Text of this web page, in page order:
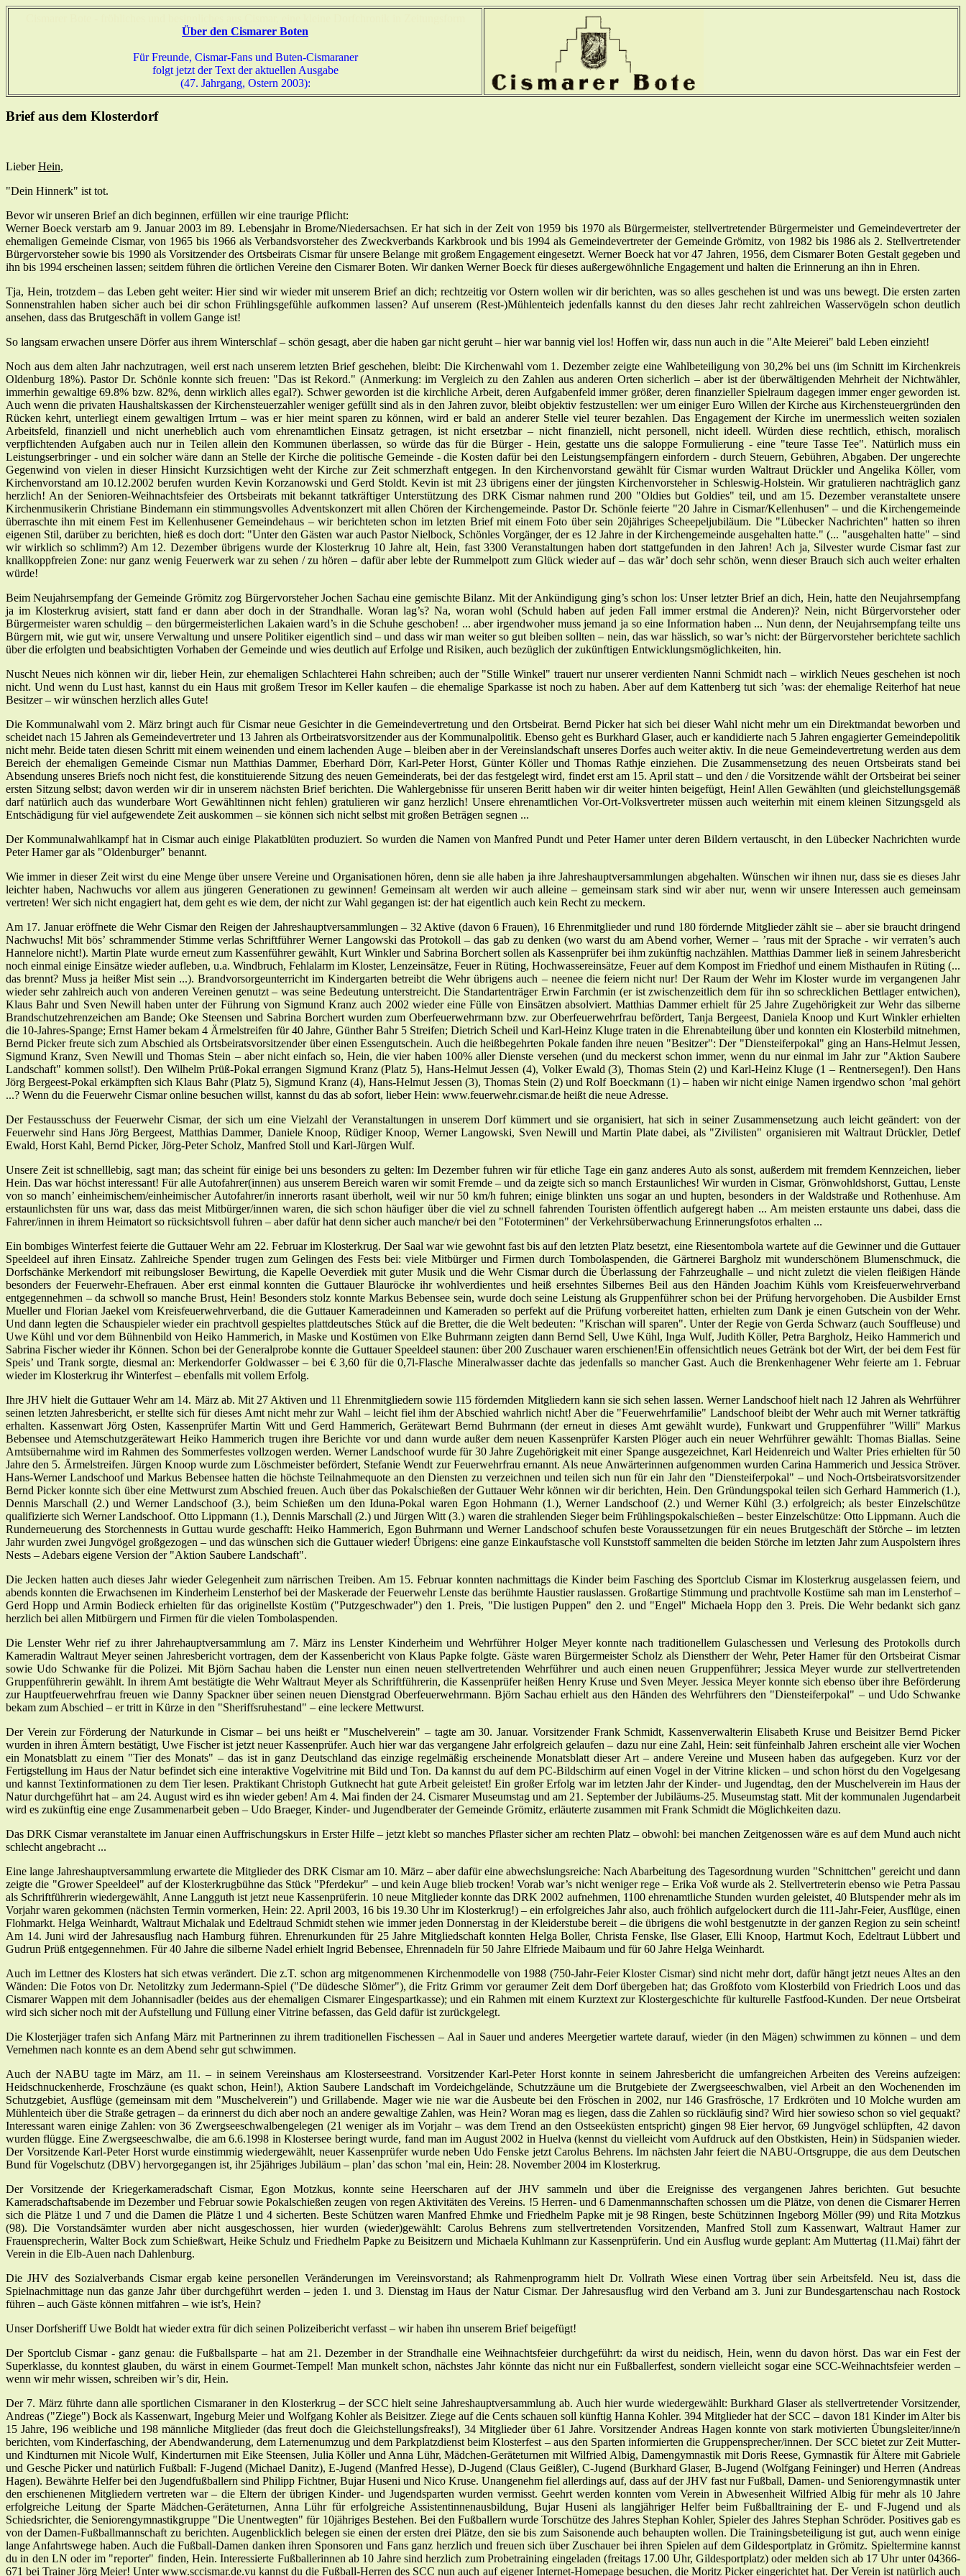
Über den Cismarer Boten
Für Freunde, Cismar-Fans und Buten-Cismaraner
folgt jetzt der Text der aktuellen Ausgabe
(47. Jahrgang, Ostern 2003):
Brief aus dem Klosterdorf
LieberHein,
"Dein Hinnerk" ist tot.
Bevor wir unseren Brief an dich beginnen, erfüllen wir eine traurige Pflicht:
Werner Boeck verstarb am 9. Januar 2003 im 89. Lebensjahr in Brome/Niedersachsen. Er hat sich in der Zeit von 1959 bis 1970 als Bürgermeister, stellvertretender Bürgermeister und Gemeindevertreter der
ehemaligen Gemeinde Cismar, von 1965 bis 1966 als Verbandsvorsteher des Zweckverbands Karkbrook und bis 1994 als Gemeindevertreter der Gemeinde Grömitz, von 1982 bis 1986 als 2. Stellvertretender
Bürgervorsteher sowie bis 1990 als Vorsitzender des Ortsbeirats Cismar für unsere Belange mit großem Engagement eingesetzt. Werner Boeck hat vor 47 Jahren, 1956, dem Cismarer Boten Gestalt gegeben und
ihn bis 1994 erscheinen lassen; seitdem führen die örtlichen Vereine den Cismarer Boten. Wir danken Werner Boeck für dieses außergewöhnliche Engagement und halten die Erinnerung an ihn in Ehren.
Tja, Hein, trotzdem – das Leben geht weiter: Hier sind wir wieder mit unserem Brief an dich; rechtzeitig vor Ostern wollen wir dir berichten, was so alles geschehen ist und was uns bewegt. Die ersten zarten
Sonnenstrahlen haben sicher auch bei dir schon Frühlingsgefühle aufkommen lassen? Auf unserem (Rest-)Mühlenteich jedenfalls kannst du den dieses Jahr recht zahlreichen Wasservögeln schon deutlich
ansehen, dass das Brutgeschäft in vollem Gange ist!
So langsam erwachen unsere Dörfer aus ihrem Winterschlaf – schön gesagt, aber die haben gar nicht geruht – hier war bannig viel los! Hoffen wir, dass nun auch in die "Alte Meierei" bald Leben einzieht!
Noch aus dem alten Jahr nachzutragen, weil erst nach unserem letzten Brief geschehen, bleibt: Die Kirchenwahl vom 1. Dezember zeigte eine Wahlbeteiligung von 30,2% bei uns (im Schnitt im Kirchenkreis
Oldenburg 18%). Pastor Dr. Schönle konnte sich freuen: "Das ist Rekord." (Anmerkung: im Vergleich zu den Zahlen aus anderen Orten sicherlich – aber ist der überwältigenden Mehrheit der Nichtwähler,
immerhin gewaltige 69.8% bzw. 82%, denn wirklich alles egal?). Schwer geworden ist die kirchliche Arbeit, deren Aufgabenfeld immer größer, deren finanzieller Spielraum dagegen immer enger geworden ist.
Auch wenn die privaten Haushaltskassen der Kirchensteuerzahler weniger gefüllt sind als in den Jahren zuvor, bleibt objektiv festzustellen: wer um einiger Euro Willen der Kirche aus Kirchensteuergründen den
Rücken kehrt, unterliegt einem gewaltigen Irrtum – was er hier meint sparen zu können, wird er bald an anderer Stelle viel teurer bezahlen. Das Engagement der Kirche im unermesslich weiten sozialen
Arbeitsfeld, finanziell und nicht unerheblich auch vom ehrenamtlichen Einsatz getragen, ist nicht ersetzbar – nicht finanziell, nicht personell, nicht ideell. Würden diese rechtlich, ethisch, moralisch
verpflichtenden Aufgaben auch nur in Teilen allein den Kommunen überlassen, so würde das für die Bürger - Hein, gestatte uns die saloppe Formulierung - eine "teure Tasse Tee". Natürlich muss ein
Leistungserbringer - und ein solcher wäre dann an Stelle der Kirche die politische Gemeinde - die Kosten dafür bei den Leistungsempfängern einfordern - durch Steuern, Gebühren, Abgaben. Der ungerechte
Gegenwind von vielen in dieser Hinsicht Kurzsichtigen weht der Kirche zur Zeit schmerzhaft entgegen. In den Kirchenvorstand gewählt für Cismar wurden Waltraut Drückler und Angelika Köller, vom
Kirchenvorstand am 10.12.2002 berufen wurden Kevin Korzanowski und Gerd Stoldt. Kevin ist mit 23 übrigens einer der jüngsten Kirchenvorsteher in Schleswig-Holstein. Wir gratulieren nachträglich ganz
herzlich! An der Senioren-Weihnachtsfeier des Ortsbeirats mit bekannt tatkräftiger Unterstützung des DRK Cismar nahmen rund 200 "Oldies but Goldies" teil, und am 15. Dezember veranstaltete unsere
Kirchenmusikerin Christiane Bindemann ein stimmungsvolles Adventskonzert mit allen Chören der Kirchengemeinde. Pastor Dr. Schönle feierte "20 Jahre in Cismar/Kellenhusen" – und die Kirchengemeinde
überraschte ihn mit einem Fest im Kellenhusener Gemeindehaus – wir berichteten schon im letzten Brief mit einem Foto über sein 20jähriges Scheepeljubiläum. Die "Lübecker Nachrichten" hatten so ihren
eigenen Stil, darüber zu berichten, hieß es doch dort: "Unter den Gästen war auch Pastor Nielbock, Schönles Vorgänger, der es 12 Jahre in der Kirchengemeinde ausgehalten hatte." (... "ausgehalten hatte" – sind
wir wirklich so schlimm?) Am 12. Dezember übrigens wurde der Klosterkrug 10 Jahre alt, Hein, fast 3300 Veranstaltungen haben dort stattgefunden in den Jahren! Ach ja, Silvester wurde Cismar fast zur
knallkoppfreien Zone: nur ganz wenig Feuerwerk war zu sehen / zu hören – dafür aber lebte der Rummelpott zum Glück wieder auf – das wär’ doch sehr schön, wenn dieser Brauch sich auch weiter erhalten
würde!
Beim Neujahrsempfang der Gemeinde Grömitz zog Bürgervorsteher Jochen Sachau eine gemischte Bilanz. Mit der Ankündigung ging’s schon los: Unser letzter Brief an dich, Hein, hatte den Neujahrsempfang
ja im Klosterkrug avisiert, statt fand er dann aber doch in der Strandhalle. Woran lag’s? Na, woran wohl (Schuld haben auf jeden Fall immer erstmal die Anderen)? Nein, nicht Bürgervorsteher oder
Bürgermeister waren schuldig – den bürgermeisterlichen Lakaien ward’s in die Schuhe geschoben! ... aber irgendwoher muss jemand ja so eine Information haben ... Nun denn, der Neujahrsempfang teilte uns
Bürgern mit, wie gut wir, unsere Verwaltung und unsere Politiker eigentlich sind – und dass wir man weiter so gut bleiben sollten – nein, das war hässlich, so war’s nicht: der Bürgervorsteher berichtete sachlich
über die erfolgten und beabsichtigten Vorhaben der Gemeinde und wies deutlich auf Erfolge und Risiken, auch bezüglich der zukünftigen Entwicklungsmöglichkeiten, hin.
Nuscht Neues nich können wir dir, lieber Hein, zur ehemaligen Schlachterei Hahn schreiben; auch der "Stille Winkel" trauert nur unserer verdienten Nanni Schmidt nach – wirklich Neues geschehen ist noch
nicht. Und wenn du Lust hast, kannst du ein Haus mit großem Tresor im Keller kaufen – die ehemalige Sparkasse ist noch zu haben. Aber auf dem Kattenberg tut sich ’was: der ehemalige Reiterhof hat neue
Besitzer – wir wünschen herzlich alles Gute!
Die Kommunalwahl vom 2. März bringt auch für Cismar neue Gesichter in die Gemeindevertretung und den Ortsbeirat. Bernd Picker hat sich bei dieser Wahl nicht mehr um ein Direktmandat beworben und
scheidet nach 15 Jahren als Gemeindevertreter und 13 Jahren als Ortbeiratsvorsitzender aus der Kommunalpolitik. Ebenso geht es Burkhard Glaser, auch er kandidierte nach 5 Jahren engagierter Gemeindepolitik
nicht mehr. Beide taten diesen Schritt mit einem weinenden und einem lachenden Auge – bleiben aber in der Vereinslandschaft unseres Dorfes auch weiter aktiv. In die neue Gemeindevertretung werden aus dem
Bereich der ehemaligen Gemeinde Cismar nun Matthias Dammer, Eberhard Dörr, Karl-Peter Horst, Günter Köller und Thomas Rathje einziehen. Die Zusammensetzung des neuen Ortsbeirats stand bei
Absendung unseres Briefs noch nicht fest, die konstituierende Sitzung des neuen Gemeinderats, bei der das festgelegt wird, findet erst am 15. April statt – und den / die Vorsitzende wählt der Ortsbeirat bei seiner
ersten Sitzung selbst; davon werden wir dir in unserem nächsten Brief berichten. Die Wahlergebnisse für unseren Beritt haben wir dir weiter hinten beigefügt, Hein! Allen Gewählten (und gleichstellungsgemäß
darf natürlich auch das wunderbare Wort Gewähltinnen nicht fehlen) gratulieren wir ganz herzlich! Unsere ehrenamtlichen Vor-Ort-Volksvertreter müssen auch weiterhin mit einem kleinen Sitzungsgeld als
Entschädigung für viel aufgewendete Zeit auskommen – sie können sich nicht selbst mit großen Beträgen segnen ...
Der Kommunalwahlkampf hat in Cismar auch einige Plakatblüten produziert. So wurden die Namen von Manfred Pundt und Peter Hamer unter deren Bildern vertauscht, in den Lübecker Nachrichten wurde
Peter Hamer gar als "Oldenburger" benannt.
Wie immer in dieser Zeit wirst du eine Menge über unsere Vereine und Organisationen hören, denn sie alle haben ja ihre Jahreshauptversammlungen abgehalten. Wünschen wir ihnen nur, dass sie es dieses Jahr
leichter haben, Nachwuchs vor allem aus jüngeren Generationen zu gewinnen! Gemeinsam alt werden wir auch alleine – gemeinsam stark sind wir aber nur, wenn wir unsere Interessen auch gemeinsam
vertreten! Wer sich nicht engagiert hat, dem geht es wie dem, der nicht zur Wahl gegangen ist: der hat eigentlich auch kein Recht zu meckern.
Am 17. Januar eröffnete die Wehr Cismar den Reigen der Jahreshauptversammlungen – 32 Aktive (davon 6 Frauen), 16 Ehrenmitglieder und rund 180 fördernde Mitglieder zählt sie – aber sie braucht dringend
Nachwuchs! Mit bös’ schrammender Stimme verlas Schriftführer Werner Langowski das Protokoll – das gab zu denken (wo warst du am Abend vorher, Werner – ’raus mit der Sprache - wir verraten’s auch
Hannelore nicht!). Martin Plate wurde erneut zum Kassenführer gewählt, Kurt Winkler und Sabrina Borchert sollen als Kassenprüfer bei ihm zukünftig nachzählen. Matthias Dammer ließ in seinem Jahresbericht
noch einmal einige Einsätze wieder aufleben, u.a. Windbruch, Fehlalarm im Kloster, Lenzeinsätze, Feuer in Rüting, Hochwassereinsätze, Feuer auf dem Kompost im Friedhof und einem Misthaufen in Rüting (...
das brennt? Muss ja heißer Mist sein ...). Brandvorsorgeunterricht im Kindergarten betreibt die Wehr übrigens auch – neenee die feiern nicht nur! Der Raum der Wehr im Kloster wurde im vergangenen Jahr
wieder sehr zahlreich auch von anderen Vereinen genutzt – was seine Bedeutung unterstreicht. Die Standartenträger Erwin Farchmin (er ist zwischenzeitlich dem für ihn so schrecklichen Bettlager entwichen),
Klaus Bahr und Sven Newill haben unter der Führung von Sigmund Kranz auch 2002 wieder eine Fülle von Einsätzen absolviert. Matthias Dammer erhielt für 25 Jahre Zugehörigkeit zur Wehr das silberne
Brandschutzehrenzeichen am Bande; Oke Steensen und Sabrina Borchert wurden zum Oberfeuerwehrmann bzw. zur Oberfeuerwehrfrau befördert, Tanja Bergeest, Daniela Knoop und Kurt Winkler erhielten
die 10-Jahres-Spange; Ernst Hamer bekam 4 Ärmelstreifen für 40 Jahre, Günther Bahr 5 Streifen; Dietrich Scheil und Karl-Heinz Kluge traten in die Ehrenabteilung über und konnten ein Klosterbild mitnehmen,
Bernd Picker freute sich zum Abschied als Ortsbeiratsvorsitzender über einen Essengutschein. Auch die heißbegehrten Pokale fanden ihre neuen "Besitzer": Der "Diensteiferpokal" ging an Hans-Helmut Jessen,
Sigmund Kranz, Sven Newill und Thomas Stein – aber nicht einfach so, Hein, die vier haben 100% aller Dienste versehen (und du meckerst schon immer, wenn du nur einmal im Jahr zur "Aktion Saubere
Landschaft" kommen sollst!). Den Wilhelm Prüß-Pokal errangen Sigmund Kranz (Platz 5), Hans-Helmut Jessen (4), Volker Ewald (3), Thomas Stein (2) und Karl-Heinz Kluge (1 – Rentnersegen!). Den Hans
Jörg Bergeest-Pokal erkämpften sich Klaus Bahr (Platz 5), Sigmund Kranz (4), Hans-Helmut Jessen (3), Thomas Stein (2) und Rolf Boeckmann (1) – haben wir nicht einige Namen irgendwo schon ’mal gehört
...? Wenn du die Feuerwehr Cismar online besuchen willst, kannst du das ab sofort, lieber Hein: www.feuerwehr.cismar.de heißt die neue Adresse.
Der Festausschuss der Feuerwehr Cismar, der sich um eine Vielzahl der Veranstaltungen in unserem Dorf kümmert und sie organisiert, hat sich in seiner Zusammensetzung auch leicht geändert: von der
Feuerwehr sind Hans Jörg Bergeest, Matthias Dammer, Daniele Knoop, Rüdiger Knoop, Werner Langowski, Sven Newill und Martin Plate dabei, als "Zivilisten" organisieren mit Waltraut Drückler, Detlef
Ewald, Horst Kahl, Bernd Picker, Jörg-Peter Scholz, Manfred Stoll und Karl-Jürgen Wulf.
Unsere Zeit ist schnelllebig, sagt man; das scheint für einige bei uns besonders zu gelten: Im Dezember fuhren wir für etliche Tage ein ganz anderes Auto als sonst, außerdem mit fremdem Kennzeichen, lieber
Hein. Das war höchst interessant! Für alle Autofahrer(innen) aus unserem Bereich waren wir somit Fremde – und da zeigte sich so manch Erstaunliches! Wir wurden in Cismar, Grönwohldshorst, Guttau, Lenste
von so manch’ einheimischem/einheimischer Autofahrer/in innerorts rasant überholt, weil wir nur 50 km/h fuhren; einige blinkten uns sogar an und hupten, besonders in der Waldstraße und Rothenhuse. Am
erstaunlichsten für uns war, dass das meist Mitbürger/innen waren, die sich schon häufiger über die viel zu schnell fahrenden Touristen öffentlich aufgeregt haben ... Am meisten erstaunte uns dabei, dass die
Fahrer/innen in ihrem Heimatort so rücksichtsvoll fuhren – aber dafür hat denn sicher auch manche/r bei den "Fototerminen" der Verkehrsüberwachung Erinnerungsfotos erhalten ...
Ein bombiges Winterfest feierte die Guttauer Wehr am 22. Februar im Klosterkrug. Der Saal war wie gewohnt fast bis auf den letzten Platz besetzt, eine Riesentombola wartete auf die Gewinner und die Guttauer
Speeldeel auf ihren Einsatz. Zahlreiche Spender trugen zum Gelingen des Fests bei: viele Mitbürger und Firmen durch Tombolaspenden, die Gärtnerei Bargholz mit wunderschönem Blumenschmuck, die
Dorfschänke Merkendorf mit reibungsloser Bewirtung, die Kapelle Oeverdiek mit guter Musik und die Wehr Cismar durch die Überlassung der Fahrzeughalle – und nicht zuletzt die vielen fleißigen Hände
besonders der Feuerwehr-Ehefrauen. Aber erst einmal konnten die Guttauer Blauröcke ihr wohlverdientes und heiß ersehntes Silbernes Beil aus den Händen Joachim Kühls vom Kreisfeuerwehrverband
entgegennehmen – da schwoll so manche Brust, Hein! Besonders stolz konnte Markus Bebensee sein, wurde doch seine Leistung als Gruppenführer schon bei der Prüfung hervorgehoben. Die Ausbilder Ernst
Mueller und Florian Jaekel vom Kreisfeuerwehrverband, die die Guttauer Kameradeinnen und Kameraden so perfekt auf die Prüfung vorbereitet hatten, erhielten zum Dank je einen Gutschein von der Wehr.
Und dann legten die Schauspieler wieder ein prachtvoll gespieltes plattdeutsches Stück auf die Bretter, die die Welt bedeuten: "Krischan will sparen". Unter der Regie von Gerda Schwarz (auch Souffleuse) und
Uwe Kühl und vor dem Bühnenbild von Heiko Hammerich, in Maske und Kostümen von Elke Buhrmann zeigten dann Bernd Sell, Uwe Kühl, Inga Wulf, Judith Köller, Petra Bargholz, Heiko Hammerich und
Sabrina Fischer wieder ihr Können. Schon bei der Generalprobe konnte die Guttauer Speeldeel staunen: über 200 Zuschauer waren erschienen!Ein offensichtlich neues Getränk bot der Wirt, der bei dem Fest für
Speis’ und Trank sorgte, diesmal an: Merkendorfer Goldwasser – bei €3,60 für die 0,7l-Flasche Mineralwasser dachte das jedenfalls so mancher Gast. Auch die Brenkenhagener Wehr feierte am 1. Februar
wieder im Klosterkrug ihr Winterfest – ebenfalls mit vollem Erfolg.
Ihre JHV hielt die Guttauer Wehr am 14. März ab. Mit 27 Aktiven und 11 Ehrenmitgliedern sowie 115 fördernden Mitgliedern kann sie sich sehen lassen. Werner Landschoof hielt nach 12 Jahren als Wehrführer
seinen letzten Jahresbericht, er stellte sich für dieses Amt nicht mehr zur Wahl – leicht fiel ihm der Abschied wahrlich nicht! Aber die "Feuerwehrfamilie" Landschoof bleibt der Wehr auch mit Werner tatkräftig
erhalten. Kassenwart Jörg Osten, Kassenprüfer Martin Witt und Gerd Hammerich, Gerätewart Bernd Buhrmann (der erneut in dieses Amt gewählt wurde), Funkwart und Gruppenführer "Willi" Markus
Bebensee und Atemschutzgerätewart Heiko Hammerich trugen ihre Berichte vor und dann wurde außer dem neuen Kassenprüfer Karsten Plöger auch ein neuer Wehrführer gewählt: Thomas Biallas. Seine
Amtsübernahme wird im Rahmen des Sommerfestes vollzogen werden. Werner Landschoof wurde für 30 Jahre Zugehörigkeit mit einer Spange ausgezeichnet, Karl Heidenreich und Walter Pries erhielten für 50
Jahre den 5. Ärmelstreifen. Jürgen Knoop wurde zum Löschmeister befördert, Stefanie Wendt zur Feuerwehrfrau ernannt. Als neue Anwärterinnen aufgenommen wurden Carina Hammerich und Jessica Ströver.
Hans-Werner Landschoof und Markus Bebensee hatten die höchste Teilnahmequote an den Diensten zu verzeichnen und teilen sich nun für ein Jahr den "Diensteiferpokal" – und Noch-Ortsbeiratsvorsitzender
Bernd Picker konnte sich über eine Mettwurst zum Abschied freuen. Auch über das Pokalschießen der Guttauer Wehr können wir dir berichten, Hein. Den Gründungspokal teilen sich Gerhard Hammerich (1.),
Dennis Marschall (2.) und Werner Landschoof (3.), beim Schießen um den Iduna-Pokal waren Egon Hohmann (1.), Werner Landschoof (2.) und Werner Kühl (3.) erfolgreich; als bester Einzelschütze
qualifizierte sich Werner Landschoof. Otto Lippmann (1.), Dennis Marschall (2.) und Jürgen Witt (3.) waren die strahlenden Sieger beim Frühlingspokalschießen – bester Einzelschütze: Otto Lippmann. Auch die
Runderneuerung des Storchennests in Guttau wurde geschafft: Heiko Hammerich, Egon Buhrmann und Werner Landschoof schufen beste Voraussetzungen für ein neues Brutgeschäft der Störche – im letzten
Jahr wurden zwei Jungvögel großgezogen – und das wünschen sich die Guttauer wieder! Übrigens: eine ganze Einkaufstasche voll Kunststoff sammelten die beiden Störche im letzten Jahr zum Auspolstern ihres
Nests – Adebars eigene Version der "Aktion Saubere Landschaft".
Die Jecken hatten auch dieses Jahr wieder Gelegenheit zum närrischen Treiben. Am 15. Februar konnten nachmittags die Kinder beim Fasching des Sportclub Cismar im Klosterkrug ausgelassen feiern, und
abends konnten die Erwachsenen im Kinderheim Lensterhof bei der Maskerade der Feuerwehr Lenste das berühmte Haustier rauslassen. Großartige Stimmung und prachtvolle Kostüme sah man im Lensterhof –
Gerd Hopp und Armin Bodieck erhielten für das originellste Kostüm ("Putzgeschwader") den 1. Preis, "Die lustigen Puppen" den 2. und "Engel" Michaela Hopp den 3. Preis. Die Wehr bedankt sich ganz
herzlich bei allen Mitbürgern und Firmen für die vielen Tombolaspenden.
Die Lenster Wehr rief zu ihrer Jahrehauptversammlung am 7. März ins Lenster Kinderheim und Wehrführer Holger Meyer konnte nach traditionellem Gulaschessen und Verlesung des Protokolls durch
Kameradin Waltraut Meyer seinen Jahresbericht vortragen, dem der Kassenbericht von Klaus Papke folgte. Gäste waren Bürgermeister Scholz als Dienstherr der Wehr, Peter Hamer für den Ortsbeirat Cismar
sowie Udo Schwanke für die Polizei. Mit Björn Sachau haben die Lenster nun einen neuen stellvertretenden Wehrführer und auch einen neuen Gruppenführer; Jessica Meyer wurde zur stellvertretenden
Gruppenführerin gewählt. In ihrem Amt bestätigte die Wehr Waltraut Meyer als Schriftführerin, die Kassenprüfer heißen Henry Kruse und Sven Meyer. Jessica Meyer konnte sich ebenso über ihre Beförderung
zur Hauptfeuerwehrfrau freuen wie Danny Spackner über seinen neuen Dienstgrad Oberfeuerwehrmann. Björn Sachau erhielt aus den Händen des Wehrführers den "Diensteiferpokal" – und Udo Schwanke
bekam zum Abschied – er tritt in Kürze in den "Sheriffsruhestand" – eine leckere Mettwurst.
Der Verein zur Förderung der Naturkunde in Cismar – bei uns heißt er "Muschelverein" – tagte am 30. Januar. Vorsitzender Frank Schmidt, Kassenverwalterin Elisabeth Kruse und Beisitzer Bernd Picker
wurden in ihren Ämtern bestätigt, Uwe Fischer ist jetzt neuer Kassenprüfer. Auch hier war das vergangene Jahr erfolgreich gelaufen – dazu nur eine Zahl, Hein: seit fünfeinhalb Jahren erscheint alle vier Wochen
ein Monatsblatt zu einem "Tier des Monats" – das ist in ganz Deutschland das einzige regelmäßig erscheinende Monatsblatt dieser Art – andere Vereine und Museen haben das aufgegeben. Kurz vor der
Fertigstellung im Haus der Natur befindet sich eine interaktive Vogelvitrine mit Bild und Ton. Da kannst du auf dem PC-Bildschirm auf einen Vogel in der Vitrine klicken – und schon hörst du den Vogelgesang
und kannst Textinformationen zu dem Tier lesen. Praktikant Christoph Gutknecht hat gute Arbeit geleistet! Ein großer Erfolg war im letzten Jahr der Kinder- und Jugendtag, den der Muschelverein im Haus der
Natur durchgeführt hat – am 24. August wird es ihn wieder geben! Am 4. Mai finden der 24. Cismarer Museumstag und am 21. September der Jubiläums-25. Museumstag statt. Mit der kommunalen Jugendarbeit
wird es zukünftig eine enge Zusammenarbeit geben – Udo Braeger, Kinder- und Jugendberater der Gemeinde Grömitz, erläuterte zusammen mit Frank Schmidt die Möglichkeiten dazu.
Das DRK Cismar veranstaltete im Januar einen Auffrischungskurs in Erster Hilfe – jetzt klebt so manches Pflaster sicher am rechten Platz – obwohl: bei manchen Zeitgenossen wäre es auf dem Mund auch nicht
schlecht angebracht ...
Eine lange Jahreshauptversammlung erwartete die Mitglieder des DRK Cismar am 10. März – aber dafür eine abwechslungsreiche: Nach Abarbeitung des Tagesordnung wurden "Schnittchen" gereicht und dann
zeigte die "Grower Speeldeel" auf der Klosterkrugbühne das Stück "Pferdekur" – und kein Auge blieb trocken! Vorab war’s nicht weniger rege – Erika Voß wurde als 2. Stellvertreterin ebenso wie Petra Passau
als Schriftführerin wiedergewählt, Anne Langguth ist jetzt neue Kassenprüferin. 10 neue Mitglieder konnte das DRK 2002 aufnehmen, 1100 ehrenamtliche Stunden wurden geleistet, 40 Blutspender mehr als im
Vorjahr waren gekommen (nächsten Termin vormerken, Hein: 22. April 2003, 16 bis 19.30 Uhr im Klosterkrug!) – ein erfolgreiches Jahr also, auch fröhlich aufgelockert durch die 111-Jahr-Feier, Ausflüge, einen
Flohmarkt. Helga Weinhardt, Waltraut Michalak und Edeltraud Schmidt stehen wie immer jeden Donnerstag in der Kleiderstube bereit – die übrigens die wohl bestgenutzte in der ganzen Region zu sein scheint!
Am 14. Juni wird der Jahresausflug nach Hamburg führen. Ehrenurkunden für 25 Jahre Mitgliedschaft konnten Helga Boller, Christa Fenske, Ilse Glaser, Elli Knoop, Hartmut Koch, Edeltraut Lübbert und
Gudrun Prüß entgegennehmen. Für 40 Jahre die silberne Nadel erhielt Ingrid Bebensee, Ehrennadeln für 50 Jahre Elfriede Maibaum und für 60 Jahre Helga Weinhardt.
Auch im Lettner des Klosters hat sich etwas verändert. Die z.T. schon arg mitgenommenen Kirchenmodelle von 1988 (750-Jahr-Feier Kloster Cismar) sind nicht mehr dort, dafür hängt jetzt neues Altes an den
Wänden: Die Fotos von Dr. Netolitzky zum Jedermann-Spiel ("De düdesche Slömer"), die Fritz Grimm vor geraumer Zeit dem Dorf übergeben hat; das Großfoto vom Klosterbild von Friedrich Loos und das
Cismarer Wappen mit dem Johannisadler (beides aus der ehemaligen Cismarer Eingespartkasse); und ein Rahmen mit einem Kurztext zur Klostergeschichte für kulturelle Fastfood-Kunden. Der neue Ortsbeirat
wird sich sicher noch mit der Aufstellung und Füllung einer Vitrine befassen, das Geld dafür ist zurückgelegt.
Die Klosterjäger trafen sich Anfang März mit Partnerinnen zu ihrem traditionellen Fischessen – Aal in Sauer und anderes Meergetier wartete darauf, wieder (in den Mägen) schwimmen zu können – und dem
Vernehmen nach konnte es an dem Abend sehr gut schwimmen.
Auch der NABU tagte im März, am 11. – in seinem Vereinshaus am Klosterseestrand. Vorsitzender Karl-Peter Horst konnte in seinem Jahresbericht die umfangreichen Arbeiten des Vereins aufzeigen:
Heidschnuckenherde, Froschzäune (es quakt schon, Hein!), Aktion Saubere Landschaft im Vordeichgelände, Schutzzäune um die Brutgebiete der Zwergseeschwalben, viel Arbeit an den Wochenenden im
Schutzgebiet, Ausflüge (gemeinsam mit dem "Muschelverein") und Grillabende. Mager wie nie war die Ausbeute bei den Fröschen in 2002, nur 146 Grasfrösche, 17 Erdkröten und 10 Molche wurden am
Mühlenteich über die Straße getragen – da erinnerst du dich aber noch an andere gewaltige Zahlen, was Hein? Woran mag es liegen, dass die Zahlen so rückläufig sind? Wird hier sowieso schon so viel gequakt?
Interessant waren einige Zahlen: von 36 Zwergseeschwalbengelegen (21 weniger als im Vorjahr – was dem Trend an den Ostseeküsten entspricht) gingen 98 Eier hervor, 69 Jungvögel schlüpften, 42 davon
wurden flügge. Eine Zwergseeschwalbe, die am 6.6.1998 in Klostersee beringt wurde, fand man im August 2002 in Huelva (kennst du vielleicht vom Aufdruck auf den Obstkisten, Hein) in Südspanien wieder.
Der Vorsitzende Karl-Peter Horst wurde einstimmig wiedergewählt, neuer Kassenprüfer wurde neben Udo Fenske jetzt Carolus Behrens. Im nächsten Jahr feiert die NABU-Ortsgruppe, die aus dem Deutschen
Bund für Vogelschutz (DBV) hervorgegangen ist, ihr 25jähriges Jubiläum – plan’ das schon ’mal ein, Hein: 28. November 2004 im Klosterkrug.
Der Vorsitzende der Kriegerkameradschaft Cismar, Egon Motzkus, konnte seine Heerscharen auf der JHV sammeln und über die Ereignisse des vergangenen Jahres berichten. Gut besuchte
Kameradschaftsabende im Dezember und Februar sowie Pokalschießen zeugen von regen Aktivitäten des Vereins. !5 Herren- und 6 Damenmannschaften schossen um die Plätze, von denen die Cismarer Herren
sich die Plätze 1 und 7 und die Damen die Plätze 1 und 4 sicherten. Beste Schützen waren Manfred Ehmke und Friedhelm Papke mit je 98 Ringen, beste Schützinnen Ingeborg Möller (99) und Rita Motzkus
(98). Die Vorstandsämter wurden aber nicht ausgeschossen, hier wurden (wieder)gewählt: Carolus Behrens zum stellvertretenden Vorsitzenden, Manfred Stoll zum Kassenwart, Waltraut Hamer zur
Frauensprecherin, Walter Bock zum Schießwart, Heike Schulz und Friedhelm Papke zu Beisitzern und Michaela Kuhlmann zur Kassenprüferin. Und ein Ausflug wurde geplant: Am Muttertag (11.Mai) fährt der
Verein in die Elb-Auen nach Dahlenburg.
Die JHV des Sozialverbands Cismar ergab keine personellen Veränderungen im Vereinsvorstand; als Rahmenprogramm hielt Dr. Vollrath Wiese einen Vortrag über sein Arbeitsfeld. Neu ist, dass die
Spielnachmittage nun das ganze Jahr über durchgeführt werden – jeden 1. und 3. Dienstag im Haus der Natur Cismar. Der Jahresausflug wird den Verband am 3. Juni zur Bundesgartenschau nach Rostock
führen – auch Gäste können mitfahren – wie ist’s, Hein?
Unser Dorfsheriff Uwe Boldt hat wieder extra für dich seinen Polizeibericht verfasst – wir haben ihn unserem Brief beigefügt!
Der Sportclub Cismar - ganz genau: die Fußballsparte – hat am 21. Dezember in der Strandhalle eine Weihnachtsfeier durchgeführt: da wirst du neidisch, Hein, wenn du davon hörst. Das war ein Fest der
Superklasse, du konntest glauben, du wärst in einem Gourmet-Tempel! Man munkelt schon, nächstes Jahr könnte das nicht nur ein Fußballerfest, sondern vielleicht sogar eine SCC-Weihnachtsfeier werden –
wenn wir mehr wissen, schreiben wir’s dir, Hein.
Der 7. März führte dann alle sportlichen Cismaraner in den Klosterkrug – der SCC hielt seine Jahreshauptversammlung ab. Auch hier wurde wiedergewählt: Burkhard Glaser als stellvertretender Vorsitzender,
Andreas ("Ziege") Bock als Kassenwart, Ingeburg Meier und Wolfgang Kohler als Beisitzer. Ziege auf die Cents schauen soll künftig Hanna Kohler. 394 Mitglieder hat der SCC – davon 181 Kinder im Alter bis
15 Jahre, 196 weibliche und 198 männliche Mitglieder (das freut doch die Gleichstellungsfreaks!), 34 Mitglieder über 61 Jahre. Vorsitzender Andreas Hagen konnte von stark motivierten Übungsleiter/inne/n
berichten, vom Kinderfasching, der Abendwanderung, dem Laternenumzug und dem Parkplatzdienst beim Klosterfest – aus den Sparten informierten die Gruppensprecher/innen. Der SCC bietet zur Zeit Mutter-
und Kindturnen mit Nicole Wulf, Kinderturnen mit Eike Steensen, Julia Köller und Anna Lühr, Mädchen-Geräteturnen mit Wilfried Albig, Damengymnastik mit Doris Reese, Gymnastik für Ältere mit Gabriele
und Gesche Picker und natürlich Fußball: F-Jugend (Michael Danitz), E-Jugend (Manfred Hesse), D-Jugend (Claus Geißler), C-Jugend (Burkhard Glaser, B-Jugend (Wolfgang Feininger) und Herren (Andreas
Hagen). Bewährte Helfer bei den Jugendfußballern sind Philipp Fichtner, Bujar Huseni und Nico Kruse. Unangenehm fiel allerdings auf, dass auf der JHV fast nur Fußball, Damen- und Seniorengymnastik unter
den erschienenen Mitgliedern vertreten war – die Eltern der übrigen Kinder- und Jugendsparten wurden vermisst. Geehrt werden konnten vom Verein in Abwesenheit Wilfried Albig für mehr als 10 Jahre
erfolgreiche Leitung der Sparte Mädchen-Geräteturnen, Anna Lühr für erfolgreiche Assistentinnenausbildung, Bujar Huseni als langjähriger Helfer beim Fußballtraining der E- und F-Jugend und als
Schiedsrichter, die Seniorengymnastikgruppe "Die Unentwegten" für 10jähriges Bestehen. Bei den Fußballern wurde Torschütze des Jahres Stephan Kohler, Spieler des Jahres Stephan Schröder. Positives gab es
von der Damen-Fußballmannschaft zu berichten. Augenblicklich belegen sie einen der ersten drei Plätze, den sie bis zum Saisonende auch behaupten wollen. Die Trainingsbeteiligung ist gut, auch wenn einige
lange Anfahrtswege haben. Auch die Fußball-Damen danken ihren Sponsoren und Fans ganz herzlich und freuen sich über Zuschauer bei ihren Spielen auf dem Gildesportplatz in Grömitz. Spieltermine kannst
du in den LN oder im "reporter" finden, Hein. Interessierte Fußballerinnen ab 10 Jahre sind herzlich zum Probetraining eingeladen (freitags 17.00 Uhr, Gildesportplatz) oder melden sich ab 17 Uhr unter 04366-
671 bei Trainer Jörg Meier! Unter www.sccismar.de.vu kannst du die Fußball-Herren des SCC nun auch auf eigener Internet-Homepage besuchen, die Moritz Picker eingerichtet hat. Der Verein ist natürlich auch